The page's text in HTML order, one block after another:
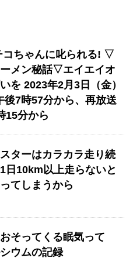
コちゃんに叱られる! ▽
メン秘話▽エイエイオ
を 2023年2月3日（金）
後7時57分から、再放送
15分から
ターはカラカラ走り続
10km以上走らないと
てしまうから
そってくる眠気って
ウムの記録